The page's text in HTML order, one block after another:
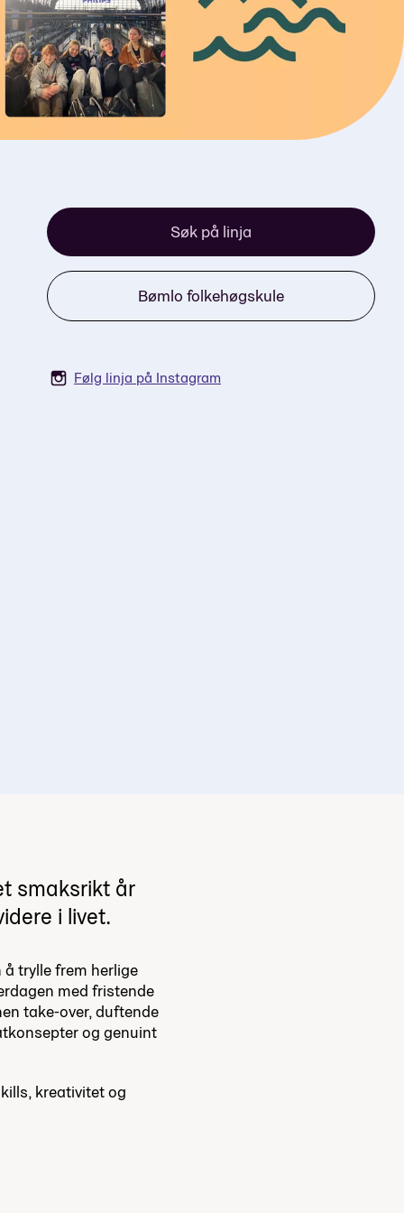
Søk på linja
Bømlo folkehøgskule
Følg linja på Instagram
smaksrikt år
i livet.
trylle frem herlige
med fristende
take-over, duftende
og genuint
kreativitet og